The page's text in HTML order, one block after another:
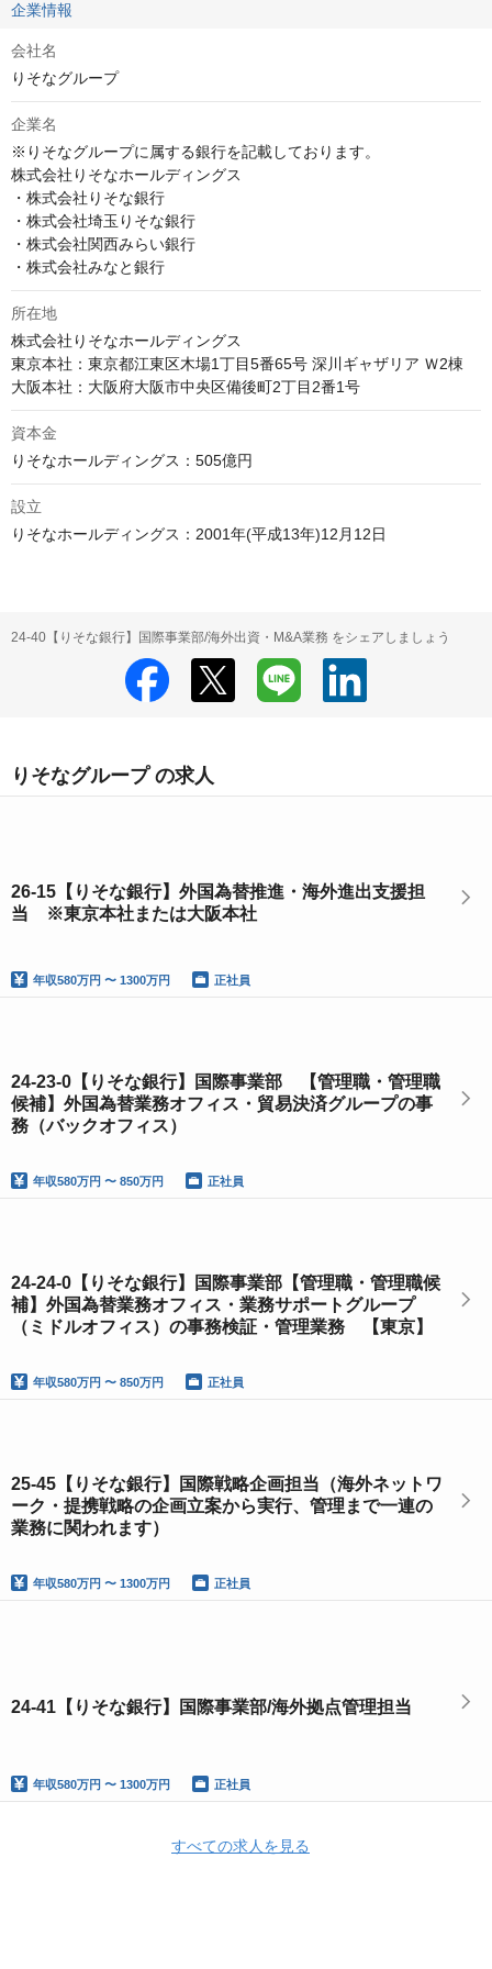
企業情報
会社名
りそなグループ
企業名
※りそなグループに属する銀行を記載しております。
株式会社りそなホールディングス
・株式会社りそな銀行
・株式会社埼玉りそな銀行
・株式会社関西みらい銀行
・株式会社みなと銀行
所在地
株式会社りそなホールディングス
東京本社：東京都江東区木場1丁目5番65号 深川ギャザリア Ｗ2棟
資本金
設立
りそなホールディングス：2001年(平成13年)12月12日
24-40【りそな銀行】国際事業部/海外出資・M&A業務 をシェアしましょう
りそなグループ の求人
26-15【りそな銀行】外国為替推進・海外進出支援担
当 ※東京本社または大阪本社
年収580万円 〜 1300万円 正社員
24-23-0【りそな銀行】国際事業部 【管理職・管理職
候補】外国為替業務オフィス・貿易決済グループの事
務（バックオフィス）
年収580万円 〜 850万円 正社員
24-24-0【りそな銀行】国際事業部【管理職・管理職候
補】外国為替業務オフィス・業務サポートグループ
（ミドルオフィス）の事務検証・管理業務 【東京】
年収580万円 〜 850万円 正社員
25-45【りそな銀行】国際戦略企画担当（海外ネットワ
ーク・提携戦略の企画立案から実行、管理まで一連の
業務に関われます）
年収580万円 〜 1300万円 正社員
24-41【りそな銀行】国際事業部/海外拠点管理担当
年収580万円 〜 1300万円 正社員
すべての求人を見る